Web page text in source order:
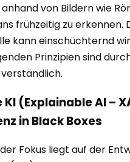
von Bildern wie
frühzeitig zu erkennen.
kann einschüchternd
Prinzipien sind
(Explainable AI –
in Black Boxes
Fokus liegt auf der